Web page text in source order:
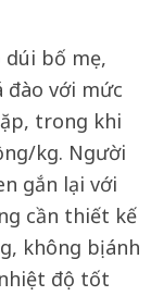
dúi bố mẹ,
đào với mức
trong khi
kg. Người
gắn lại với
cần thiết kế
không bị ánh
độ tốt